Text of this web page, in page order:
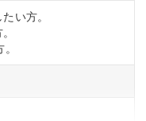
い方。